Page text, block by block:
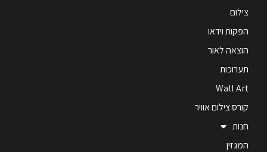
צילום
הפקות וידאו
הוצאה לאור
תערוכות
Wall Art
קורס צילום אוויר
חנות
המגזין